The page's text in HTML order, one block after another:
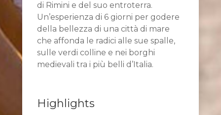
di Rimini e del suo entroterra.
Un’esperienza di 6 giorni per godere
della bellezza di una città di mare
che affonda le radici alle sue spalle,
sulle verdi colline e nei borghi
medievali tra i più belli d’Italia.
Highlights